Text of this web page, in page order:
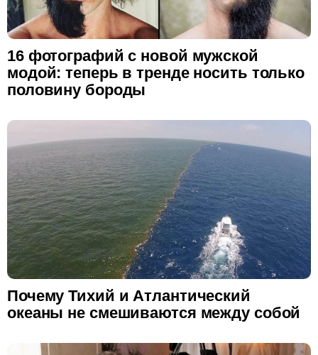
16 фотографий с новой мужской
модой: теперь в тренде носить только
половину бороды
Почему Тихий и Атлантический
океаны не смешиваются между собой